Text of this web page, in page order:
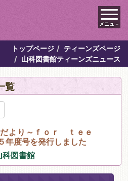
メニュ－
トップページ
ティーンズページ
山科図書館ティーンズニュース
覧
だより～ｆｏｒ ｔｅｅ
年度号を発行しました
科図書館